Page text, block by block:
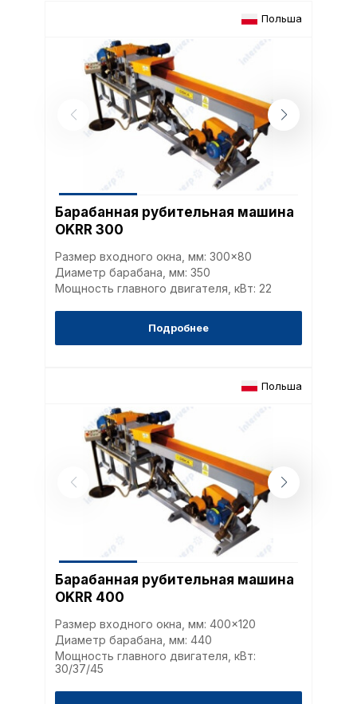
Польша
Барабанная рубительная машина
OKRR 300
Размер входного окна, мм: 300x80
Диаметр барабана, мм: 350
Мощность главного двигателя, кВт: 22
Подробнее
Польша
Барабанная рубительная машина
OKRR 400
Размер входного окна, мм: 400x120
Диаметр барабана, мм: 440
Мощность главного двигателя, кВт:
30/37/45